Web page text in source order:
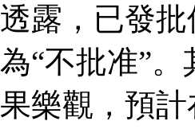
透露，已發
為“不批准”
果樂觀，預計